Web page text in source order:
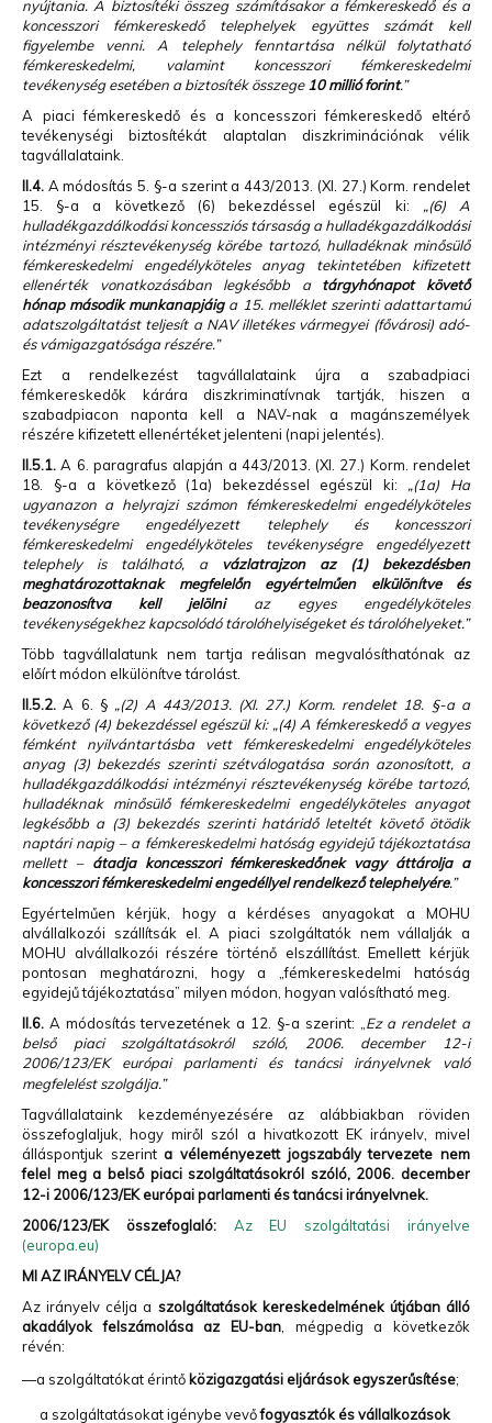
nyújtania. A biztosítéki összeg számításakor a fémkereskedő és a
koncesszori fémkereskedő telephelyek együttes számát kell
figyelembe venni. A telephely fenntartása nélkül folytatható
fémkereskedelmi, valamint koncesszori fémkereskedelmi
tevékenység esetében a biztosíték összege 10 millió forint.”
A piaci fémkereskedő és a koncesszori fémkereskedő eltérő
tevékenységi biztosítékát alaptalan diszkriminációnak vélik
tagvállalataink.
II.4. A módosítás 5. §-a szerint a 443/2013. (XI. 27.) Korm. rendelet
15. §-a a következő (6) bekezdéssel egészül ki: „(6) A
hulladékgazdálkodási koncessziós társaság a hulladékgazdálkodási
intézményi résztevékenység körébe tartozó, hulladéknak minősülő
fémkereskedelmi engedélyköteles anyag tekintetében kifizetett
ellenérték vonatkozásában legkésőbb a tárgyhónapot követő
hónap második munkanapjáiga 15. melléklet szerinti adattartamú
adatszolgáltatást teljesít a NAV illetékes vármegyei (fővárosi) adó-
és vámigazgatósága részére.”
Ezt a rendelkezést tagvállalataink újra a szabadpiaci
fémkereskedők kárára diszkriminatívnak tartják, hiszen a
szabadpiacon naponta kell a NAV-nak a magánszemélyek
részére kifizetett ellenértéket jelenteni (napi jelentés).
II.5.1.A 6. paragrafus alapján a 443/2013. (XI. 27.) Korm. rendelet
18. §-a a következő (1a) bekezdéssel egészül ki: „(1a) Ha
ugyanazon a helyrajzi számon fémkereskedelmi engedélyköteles
tevékenységre engedélyezett telephely és koncesszori
fémkereskedelmi engedélyköteles tevékenységre engedélyezett
telephely is található, a vázlatrajzon az (1) bekezdésben
meghatározottaknak megfelelőn egyértelműen elkülönítve és
beazonosítva kell jelölniaz egyes engedélyköteles
tevékenységekhez kapcsolódó tárolóhelyiségeket és tárolóhelyeket.”
Több tagvállalatunk nem tartja reálisan megvalósíthatónak az
előírt módon elkülönítve tárolást.
II.5.2. A 6. § „(2) A 443/2013. (XI. 27.) Korm. rendelet 18. §-a a
következő (4) bekezdéssel egészül ki: „(4) A fémkereskedő a vegyes
fémként nyilvántartásba vett fémkereskedelmi engedélyköteles
anyag (3) bekezdés szerinti szétválogatása során azonosított, a
hulladékgazdálkodási intézményi résztevékenység körébe tartozó,
hulladéknak minősülő fémkereskedelmi engedélyköteles anyagot
legkésőbb a (3) bekezdés szerinti határidő leteltét követő ötödik
naptári napig – a fémkereskedelmi hatóság egyidejű tájékoztatása
mellett – átadja koncesszori fémkereskedőnek vagy áttárolja a
koncesszori fémkereskedelmi engedéllyel rendelkező telephelyére.”
Egyértelműen kérjük, hogy a kérdéses anyagokat a MOHU
alvállalkozói szállítsák el. A piaci szolgáltatók nem vállalják a
MOHU alvállalkozói részére történő elszállítást. Emellett kérjük
pontosan meghatározni, hogy a „fémkereskedelmi hatóság
egyidejű tájékoztatása” milyen módon, hogyan valósítható meg.
II.6. A módosítás tervezetének a 12. §-a szerint: „ Ez a rendelet a
belső piaci szolgáltatásokról szóló, 2006. december 12-i
2006/123/EK európai parlamenti és tanácsi irányelvnek való
megfelelést szolgálja.”
Tagvállalataink kezdeményezésére az alábbiakban röviden
összefoglaljuk, hogy miről szól a hivatkozott EK irányelv, mivel
álláspontjuk szerinta véleményezett jogszabály tervezete nem
felel meg a belső piaci szolgáltatásokról szóló, 2006. december
12-i 2006/123/EK európai parlamenti és tanácsi irányelvnek.
2006/123/EK összefoglaló: Az EU szolgáltatási irányelve
(europa.eu)
MI AZ IRÁNYELV CÉLJA?
Az irányelv célja a szolgáltatások kereskedelmének útjában álló
akadályok felszámolása az EU-ban , mégpedig a következők
révén:
—a szolgáltatókat érintő közigazgatási eljárások egyszerűsítése;
a szolgáltatásokat igénybe vevőfogyasztók és vállalkozások